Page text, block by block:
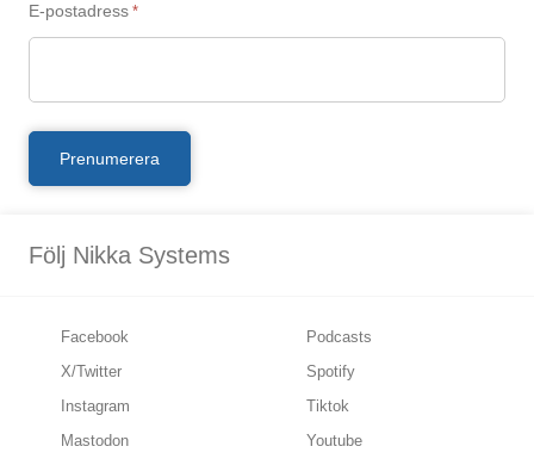
E-postadress *
Följ Nikka Systems
Facebook
X/Twitter
Instagram
Mastodon
Podcasts
Spotify
Tiktok
Youtube